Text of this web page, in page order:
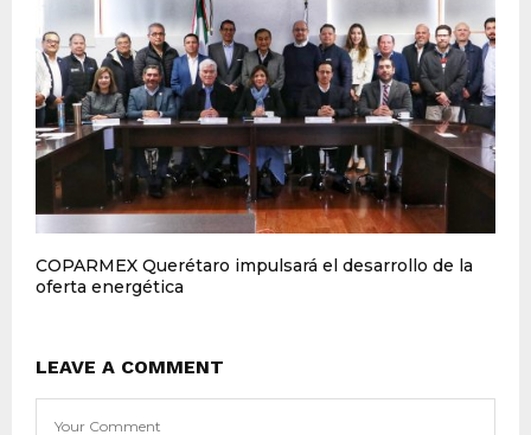
COPARMEX Querétaro impulsará el desarrollo de la
oferta energética
LEAVE A COMMENT